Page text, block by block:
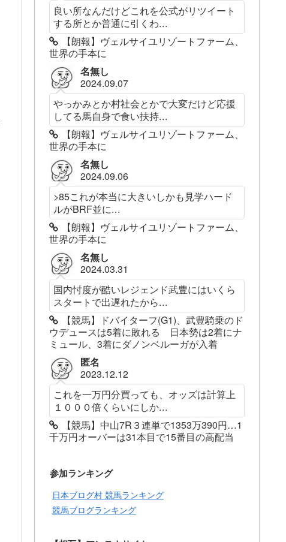
良い所なんだけどこれを公式がリツイート
する所とか普通に引くわ...
【朗報】ヴェルサイユリゾートファーム、
世界の手本に
名無し
2024.09.07
やっかみとか村社会とかで大変だけど応援
してる馬自身で食い扶持...
【朗報】ヴェルサイユリゾートファーム、
世界の手本に
名無し
2024.09.06
>85これが本当に大きいしかも見学ハード
ルがBRF並に...
【朗報】ヴェルサイユリゾートファーム、
世界の手本に
名無し
2024.03.31
国内忖度が酷いレジェンド武豊にはいくら
スタートで出遅れたから...
【競馬】ドバイターフ(G1)、武豊騎乗のド
ウデュースは5着に敗れる 日本勢は2着にナ
ミュール、3着にダノンベルーガが入着
匿名
2023.12.12
これを一万円分買っても、オッズは計算上
１０００倍くらいにしか...
【競馬】中山7R３連単で1353万390円…1
千万円オーバーは31本目で15番目の高配当
参加ランキング
日本ブログ村 競馬ランキング
競馬ブログランキング